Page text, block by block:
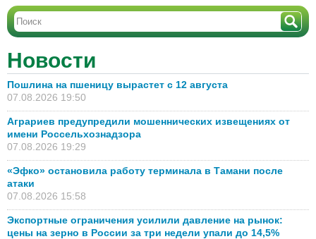
Новости
Пошлина на пшеницу вырастет с 12 августа
07.08.2026 19:50
Аграриев предупредили мошеннических извещениях от
имени Россельхознадзора
07.08.2026 19:29
«Эфко» остановила работу терминала в Тамани после
атаки
07.08.2026 15:58
Экспортные ограничения усилили давление на рынок:
цены на зерно в России за три недели упали до 14,5%